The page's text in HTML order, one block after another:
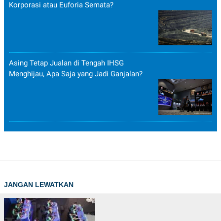
Korporasi atau Euforia Semata?
Asing Tetap Jualan di Tengah IHSG
Menghijau, Apa Saja yang Jadi Ganjalan?
JANGAN LEWATKAN